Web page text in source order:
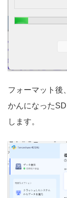
フォーマット後、
かんになった
します。